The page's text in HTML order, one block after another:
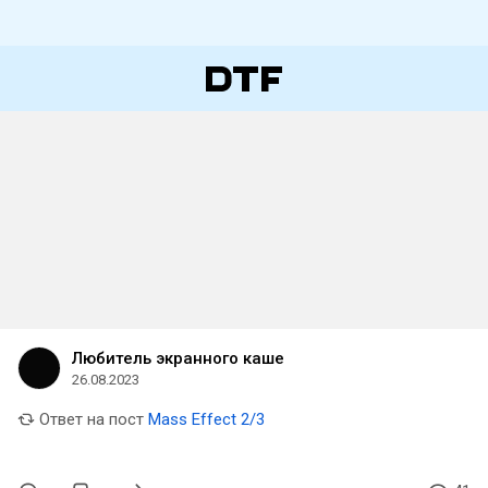
Любитель экранного каше
26.08.2023
Ответ на пост Mass Effect 2/3